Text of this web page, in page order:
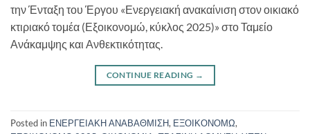
την Ένταξη του Έργου «Ενεργειακή ανακαίνιση στον οικιακό
κτιριακό τομέα (Εξοικονομώ, κύκλος 2025)» στο Ταμείο
Ανάκαμψης και Ανθεκτικότητας.
CONTINUE READING →
Posted in ΕΝΕΡΓΕΙΑΚΗ ΑΝΑΒΑΘΜΙΣΗ, ΕΞΟΙΚΟΝΟΜΩ,